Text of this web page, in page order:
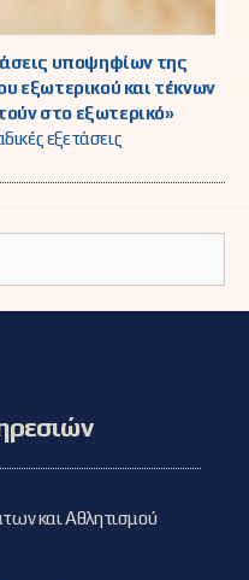
υποψηφίων της
εξωτερικού και τέκνων
στο εξωτερικό»
εξετάσεις
και Αθλητισμού